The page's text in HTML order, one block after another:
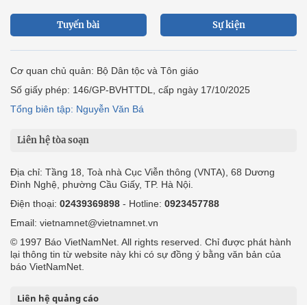
Tuyến bài Sự kiện
Cơ quan chủ quản: Bộ Dân tộc và Tôn giáo
Số giấy phép: 146/GP-BVHTTDL, cấp ngày 17/10/2025
Tổng biên tập: Nguyễn Văn Bá
Liên hệ tòa soạn
Địa chỉ: Tầng 18, Toà nhà Cục Viễn thông (VNTA), 68 Dương
Đình Nghệ, phường Cầu Giấy, TP. Hà Nội.
Điện thoại: 02439369898 - Hotline: 0923457788
Email: vietnamnet@vietnamnet.vn
© 1997 Báo VietNamNet. All rights reserved. Chỉ được phát hành
lại thông tin từ website này khi có sự đồng ý bằng văn bản của
báo VietNamNet.
Liên hệ quảng cáo